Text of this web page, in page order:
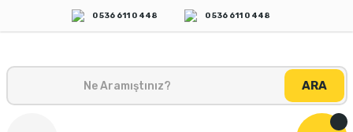
0 536 611 0 448 0 536 611 0 448
ARA